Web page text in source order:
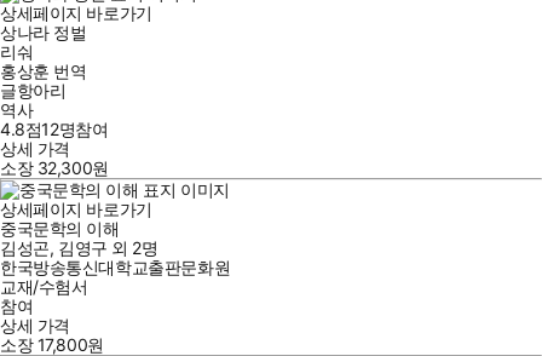
상세페이지 바로가기
상나라 정벌
리숴
홍상훈 번역
글항아리
역사
4.8점12명참여
상세 가격
소장 32,300원
상세페이지 바로가기
중국문학의 이해
김성곤, 김영구 외 2명
한국방송통신대학교출판문화원
교재/수험서
참여
상세 가격
소장17,800원